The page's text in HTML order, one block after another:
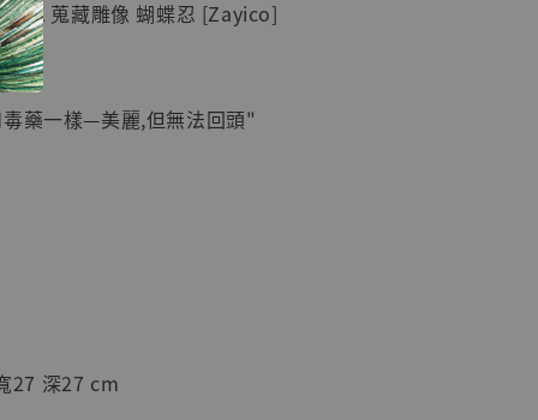
- +
購物車
GK 蒐藏雕像 蝴蝶忍 [Zayico]
藥一樣—美麗,但無法回頭"
27 深27 cm